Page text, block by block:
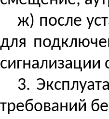
ж) после
для
3.
требований